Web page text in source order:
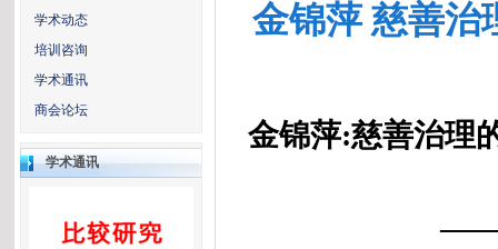
学术动态
培训咨询
学术通讯
商会论坛
学术通讯
金锦萍 慈善治
金锦萍:慈善治理